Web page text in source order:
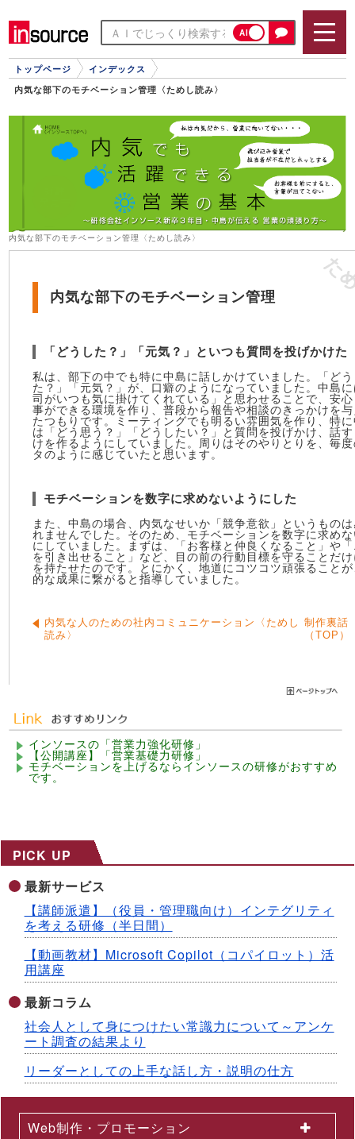
AI
トップページ インデックス
内気な部下のモチベーション管理〈ためし読み〉
内気な部下のモチベーション管理〈ためし読み〉
内気な部下のモチベーション管理
「どうした？」「元気？」といつも質問を投げかけた
私は、部下の中でも特に中島に話しかけていました。「ど
た？」「元気？」が、口癖のようになっていました。中島
司がいつも気に掛けてくれている」と思わせることで、安
事ができる環境を作り、普段から報告や相談のきっかけを
たつもりです。ミーティングでも明るい雰囲気を作り、特
は「どう思う？」「どうしたい？」と質問を投げかけ、話
けを作るようにしていました。周りはそのやりとりを、毎
タのように感じていたと思います。
モチベーションを数字に求めないようにした
また、中島の場合、内気なせいか「競争意欲」というもの
れませんでした。そのため、モチベーションを数字に求め
にしていました。まずは、「お客様と仲良くなること」や
を引き出せること」など、目の前の行動目標を守ることだ
を持たせたのです。とにかく、地道にコツコツ頑張ること
的な成果に繋がると指導していました。
内気な人のための社内コミュニケーション〈ためし
読み〉
制作裏話
（TOP）
インソースの「営業力強化研修」
【公開講座】「営業基礎力研修」
モチベーションを上げるならインソースの研修がおすすめ
です。
PICK UP
最新サービス
【講師派遣】（役員・管理職向け）インテグリティ
を考える研修（半日間）
【動画教材】Microsoft Copilot（コパイロット）活
用講座
最新コラム
社会人として身につけたい常識力について～アンケ
ート調査の結果より
リーダーとしての上手な話し方・説明の仕方
Web制作・プロモーション